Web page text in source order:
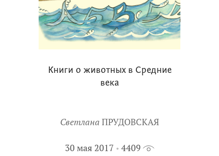
Книги о животных в Средние
века
Светлана ПРУДОВСКАЯ
30 мая 2017 4409